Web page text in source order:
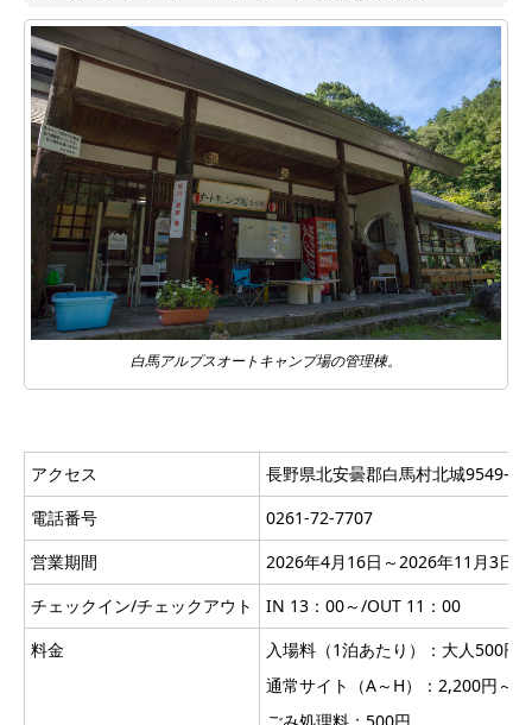
白馬アルプスオートキャンプ場の管理棟。
アクセス
長野県北安曇郡白馬村北城9549-1
電話番号
0261-72-7707
営業期間
2026年4月16日～2026年11月3日
チェックイン/チェックアウト
IN 13：00～/OUT 11：00
料金
入場料（1泊あたり）：大人500
通常サイト（A～H）：2,200円～